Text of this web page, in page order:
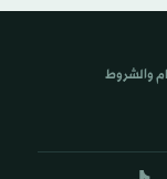
والشروط